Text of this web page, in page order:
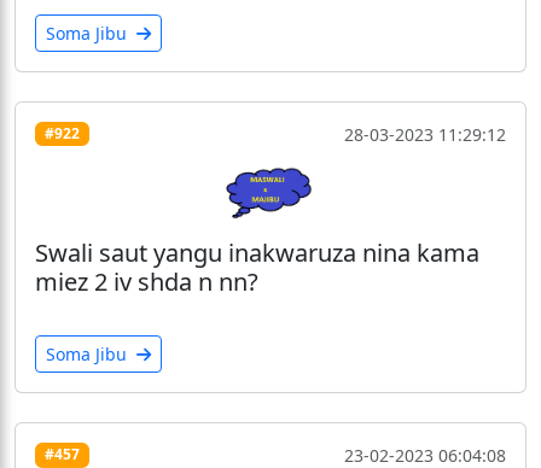
Soma Jibu
#922 28-03-2023 11:29:12
Swali saut yangu inakwaruza nina kama
miez 2 iv shda n nn?
Soma Jibu
#457 23-02-2023 06:04:08